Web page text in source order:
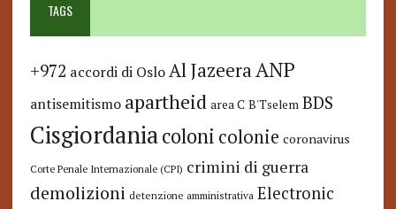
TAGS
+972 accordi di Oslo Al JazeeraANP
antisemitismo apartheid area C B'Tselem BDS
Cisgiordaniacoloni colonie coronavirus
Corte Penale Internazionale (CPI) crimini di guerra
demolizioni detenzione amministrativa Electronic